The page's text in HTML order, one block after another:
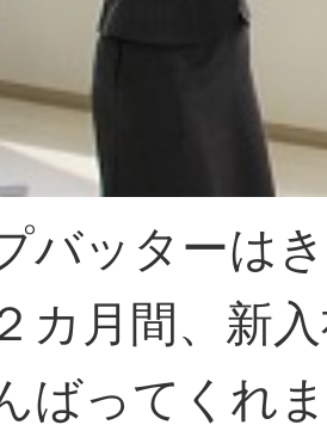
バッターは
カ月間、新
ばってくれ